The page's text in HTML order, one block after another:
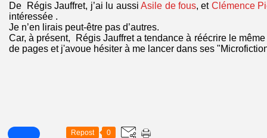
De Régis Jauffret, j’ai lu aussiAsile de fous, et Clémence
intéressée .
Je n’en lirais peut-être pas d’autres.
Car, à présent, Régis Jauffret a tendance à réécrire le
de pages et j'avoue hésiter à me lancer dans ses
Repost 0